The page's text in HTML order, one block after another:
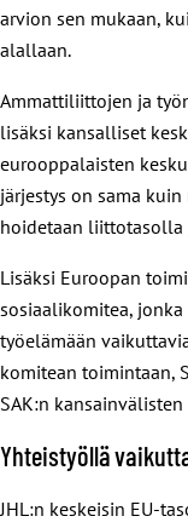
arvion sen mukaan,
alallaan.
Ammattiliittojen ja
lisäksi kansalliset
eurooppalaisten
järjestys on sama
hoidetaan liittotasolla
Lisäksi Euroopan
sosiaalikomitea,
työelämään
komitean toimintaan,
SAK:n
Yhteistyöllä
JHL:n keskeisin EU-